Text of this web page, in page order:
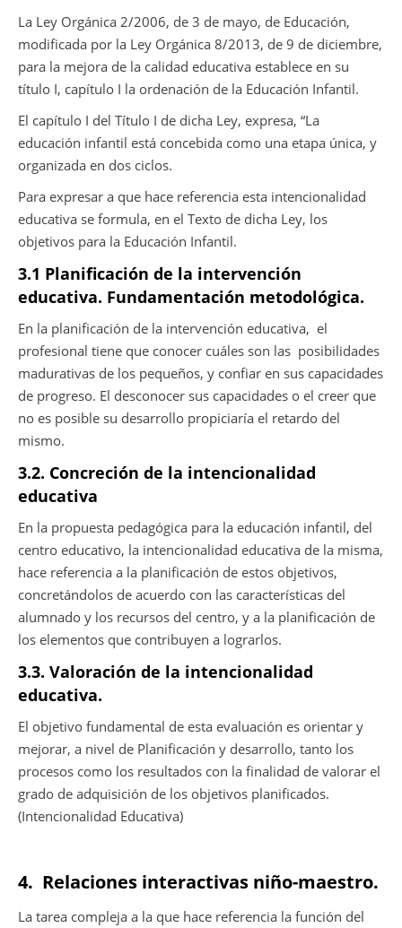
La Ley Orgánica 2/2006, de 3 de mayo, de Educación,
modificada por la Ley Orgánica 8/2013, de 9 de diciembre,
para la mejora de la calidad educativa establece en su
título I, capítulo I la ordenación de la Educación Infantil.
El capítulo I del Título I de dicha Ley, expresa, “La
educación infantil está concebida como una etapa única, y
organizada en dos ciclos.
Para expresar a que hace referencia esta intencionalidad
educativa se formula, en el Texto de dicha Ley, los
objetivos para la Educación Infantil.
3.1 Planificación de la intervención
educativa. Fundamentación metodológica.
En la planificación de la intervención educativa, el
profesional tiene que conocer cuáles son las posibilidades
madurativas de los pequeños, y confiar en sus capacidades
de progreso. El desconocer sus capacidades o el creer que
no es posible su desarrollo propiciaría el retardo del
mismo.
3.2. Concreción de la intencionalidad
educativa
En la propuesta pedagógica para la educación infantil, del
centro educativo, la intencionalidad educativa de la misma,
hace referencia a la planificación de estos objetivos,
concretándolos de acuerdo con las características del
alumnado y los recursos del centro, y a la planificación de
los elementos que contribuyen a lograrlos.
3.3. Valoración de la intencionalidad
educativa.
El objetivo fundamental de esta evaluación es orientar y
mejorar, a nivel de Planificación y desarrollo, tanto los
procesos como los resultados con la finalidad de valorar el
grado de adquisición de los objetivos planificados.
(Intencionalidad Educativa)
4. Relaciones interactivas niño-maestro.
La tarea compleja a la que hace referencia la función del